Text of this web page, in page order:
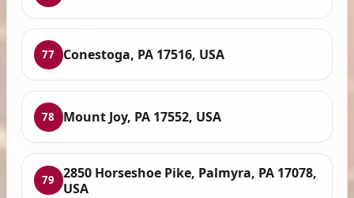
77 Conestoga, PA 17516, USA
78 Mount Joy, PA 17552, USA
79
2850 Horseshoe Pike, Palmyra, PA 17078,
USA